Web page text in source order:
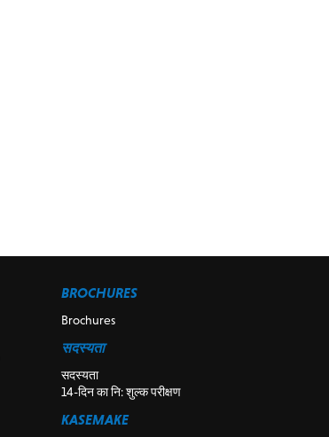
BROCHURES
Brochures
सदस्यता
सदस्यता
14-दिन का नि: शुल्क परीक्षण
KASEMAKE